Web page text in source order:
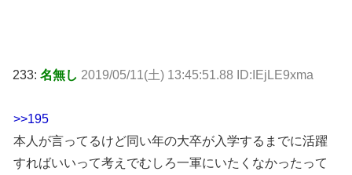
233: 名無し 2019/05/11(土) 13:45:51.88 ID:IEjLE9xma
>>195
本人が言ってるけど同い年の大卒が入学するまでに活躍
すればいいって考えでむしろ一軍にいたくなかったって